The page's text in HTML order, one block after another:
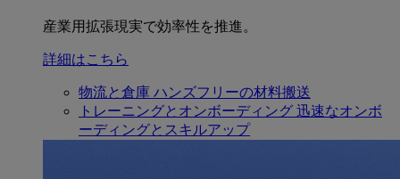
産業用拡張現実で効率性を推進。
詳細はこちら
物流と倉庫 ハンズフリーの材料搬送
トレーニングとオンボーディング 迅速なオンボ
ーディングとスキルアップ